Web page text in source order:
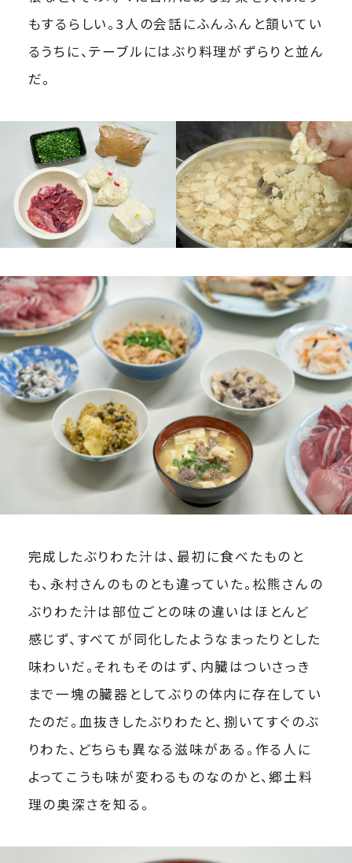
もするらしい。3人の会話にふんふんと頷いてい
るうちに、テーブルにはぶり料理がずらりと並ん
だ。
完成したぶりわた汁は、最初に食べたものと
も、永村さんのものとも違っていた。松熊さんの
ぶりわた汁は部位ごとの味の違いはほとんど
感じず、すべてが同化したようなまったりとした
味わいだ。それもそのはず、内臓はついさっき
まで一塊の臓器としてぶりの体内に存在してい
たのだ。血抜きしたぶりわたと、捌いてすぐのぶ
りわた、どちらも異なる滋味がある。作る人に
よってこうも味が変わるものなのかと、郷土料
理の奥深さを知る。